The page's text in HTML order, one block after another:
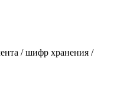
/ шифр хранения /